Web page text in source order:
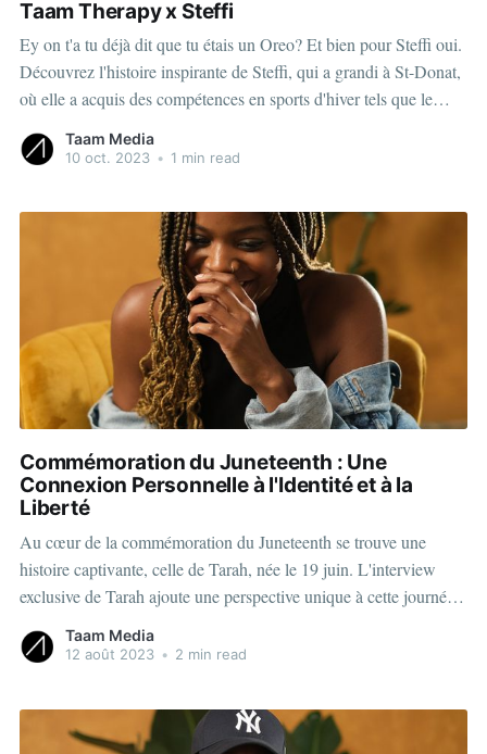
Taam Therapy x Steffi
Ey on t'a tu déjà dit que tu étais un Oreo? Et bien pour Steffi oui.
Découvrez l'histoire inspirante de Steffi, qui a grandi à St-Donat,
où elle a acquis des compétences en sports d'hiver tels que le
Taam Media
10 oct. 2023 • 1 min read
Commémoration du Juneteenth : Une
Connexion Personnelle à l'Identité et à la
Liberté
Au cœur de la commémoration du Juneteenth se trouve une
histoire captivante, celle de Tarah, née le 19 juin. L'interview
exclusive de Tarah ajoute une perspective unique à cette journée
profonde, un lien direct avec son identité et la notion
Taam Media
12 août 2023 • 2 min read